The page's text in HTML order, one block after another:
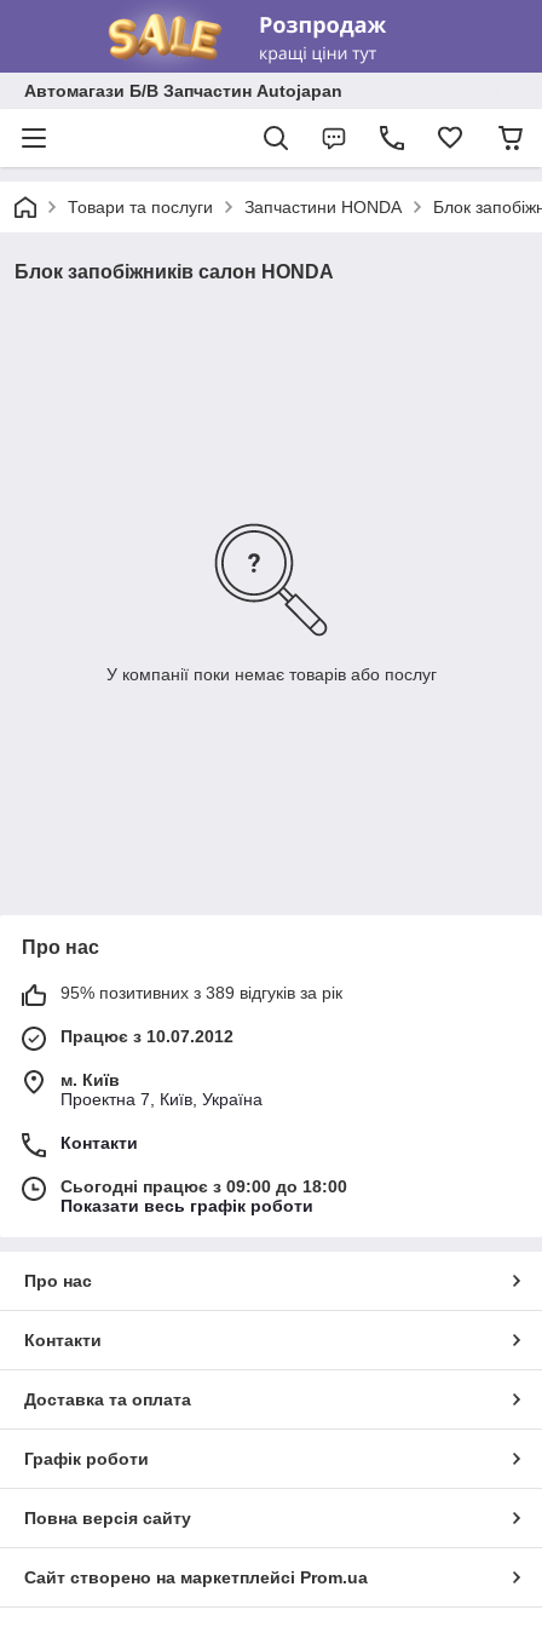
Автомагази Б/В Запчастин Autojapan
Товари та послуги Запчастини HONDA Блок
Блок запобіжників салон HONDA
У компанії поки немає товарів або послуг
Про нас
95% позитивних з 389 відгуків за рік
Працює з 10.07.2012
м. Київ
Проектна 7, Київ, Україна
Контакти
Сьогодні працює з 09:00 до 18:00
Показати весь графік роботи
Про нас
Контакти
Доставка та оплата
Графік роботи
Повна версія сайту
Сайт створено на маркетплейсі Prom.ua